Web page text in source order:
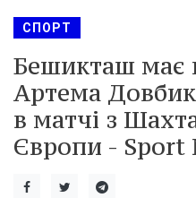
СПОРТ
Бешикташ має
Артема
в матчі з
Європи - Sport